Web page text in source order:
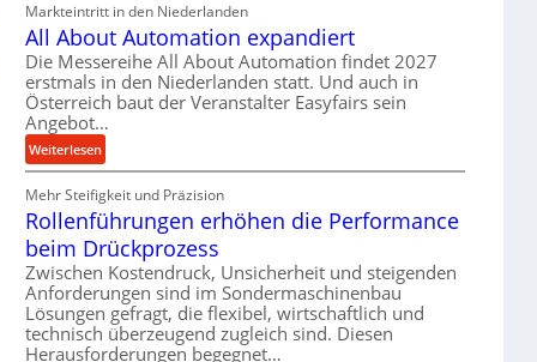
r
s
o
r
g
u
n
g
e
n
t
p
a
n
n
c
h
i
n
e
n
a
u
-
B
e
s
t
Markteintritt in den Niederlanden
All About Automation expandiert
Die Messereihe All About Automation findet 2027
erstmals in den Niederlanden statt. Und auch in
Österreich baut der Veranstalter Easyfairs sein
Angebot…
Weiterlesen:
A
l
l
b
o
u
t
A
Mehr Steifigkeit und Präzision
Rollenführungen erhöhen die Performance
beim Drückprozess
Zwischen Kostendruck, Unsicherheit und steigenden
Anforderungen sind im Sondermaschinenbau
Lösungen gefragt, die flexibel, wirtschaftlich und
technisch überzeugend zugleich sind. Diesen
Herausforderungen begegnet…